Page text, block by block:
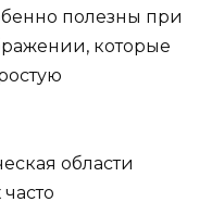
полезны при
которые
области